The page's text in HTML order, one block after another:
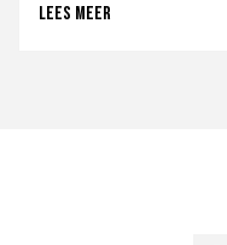
Lees meer